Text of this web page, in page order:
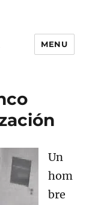
MENU
Un
hom
bre